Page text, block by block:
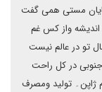
مستی همی گفت
واز کس غم
تو در عالم نیست
در کل راحت
ژاپن۔ تولید ومصرف